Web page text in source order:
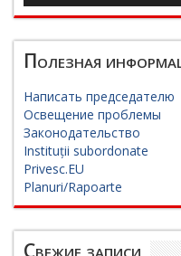
Полезная
Написать председателю
Освещение проблемы
Законодательство
Instituții subordonate
Privesc.EU
Planuri/Rapoarte
Свежие записи